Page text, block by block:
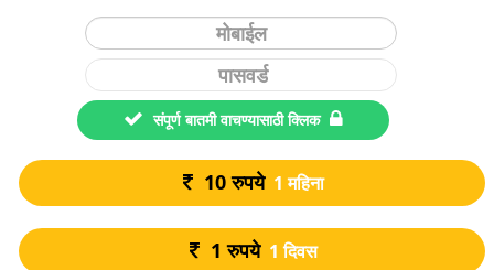
संपूर्ण बातमी वाचण्यासाठी क्लिक
10 रुपये 1 महिना
1 रुपये 1 दिवस